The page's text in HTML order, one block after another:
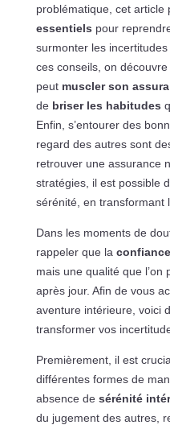
problématique, cet article
essentiels pour
surmonter les
ces conseils, on
peut muscler son
de briser les habitudes
Enfin, s’entourer des
regard des autres sont
retrouver une assurance
stratégies, il est possible
sérénité, en transformant
Dans les moments de
rappeler que la
mais une qualité que
après jour. Afin de vous
aventure intérieure, voici
transformer vos
Premièrement, il est
différentes formes de
absence de sérénité
du jugement des autres,